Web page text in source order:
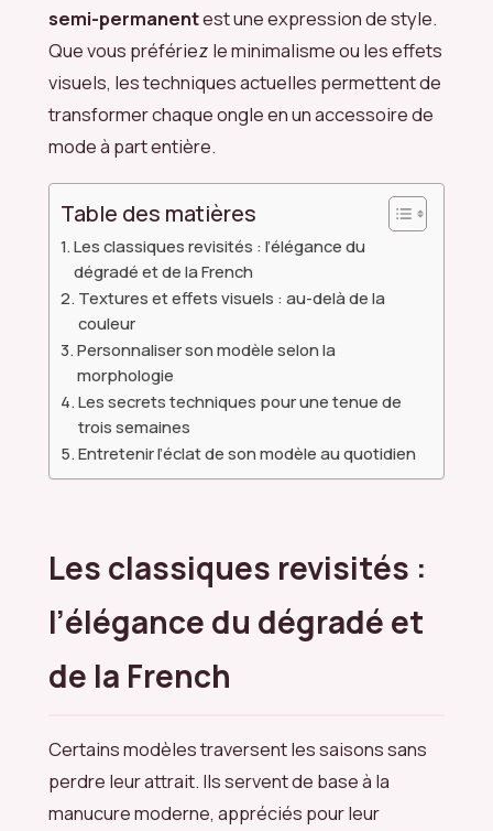
semi-permanentest une expression de style.
Que vous préfériez le minimalisme ou les effets
visuels, les techniques actuelles permettent de
transformer chaque ongle en un accessoire de
mode à part entière.
Table des matières
Les classiques revisités : l’élégance du
dégradé et de la French
Textures et effets visuels : au-delà de la
couleur
Personnaliser son modèle selon la
morphologie
Les secrets techniques pour une tenue de
trois semaines
Entretenir l’éclat de son modèle au quotidien
Les classiques revisités :
l’élégance du dégradé et
de la French
Certains modèles traversent les saisons sans
perdre leur attrait. Ils servent de base à la
manucure moderne, appréciés pour leur